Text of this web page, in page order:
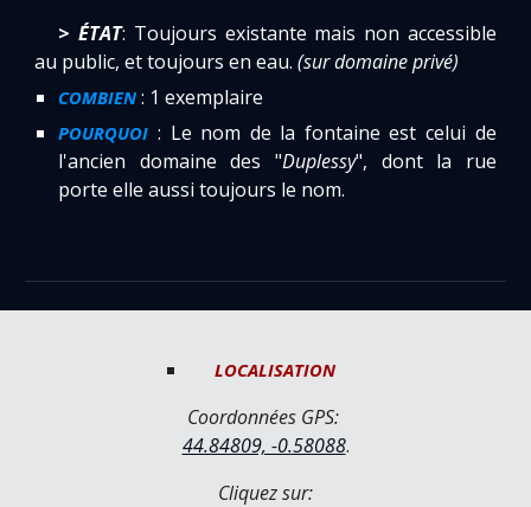
> ÉTAT: Toujours existante mais non accessible
au public, et toujours en eau.(sur domaine privé)
COMBIEN: 1 exemplaire
POURQUOI : Le nom de la fontaine est celui de
l'ancien domaine des "Duplessy", dont la rue
porte elle aussi toujours le nom.
LOCALISATION
44.84809, -0.58088.
Cliquez sur: